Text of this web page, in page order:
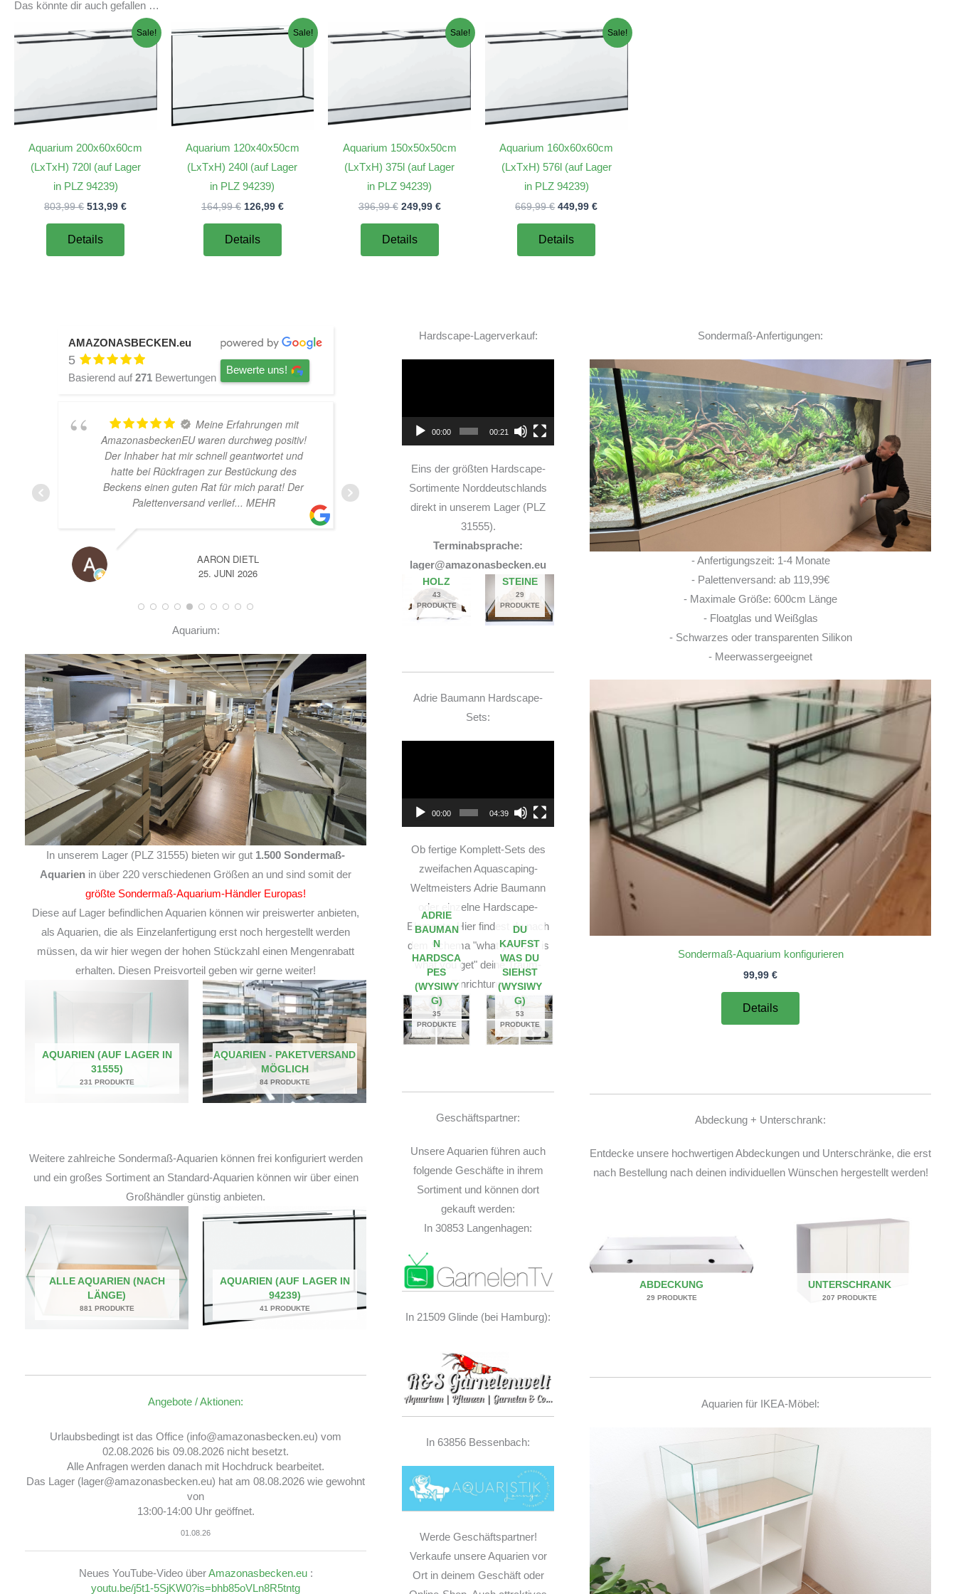
Das könnte dir auch gefallen …
Sale!
Aquarium 200x60x60cm
(LxTxH) 720l (auf Lager
in PLZ 94239)
803,99€ Ursprünglicher
803,99 €
513,99€Aktueller
Details
Sale!
Aquarium 120x40x50cm
(LxTxH) 240l (auf Lager
in PLZ 94239)
164,99€ Ursprünglicher
164,99 €
126,99 €Aktueller
Details
Sale!
Aquarium 150x50x50cm
(LxTxH) 375l (auf Lager
in PLZ 94239)
396,99€ Ursprünglicher
396,99 €
249,99 €Aktueller
Details
Sale!
Aquarium 160x60x60cm
(LxTxH) 576l (auf Lager
in PLZ 94239)
669,99€ Ursprünglicher
669,99 €
449,99€Aktueller
Details
AMAZONASBECKEN.eu
5
Basierend auf 271 Bewertungen
Bewerte uns!
Meine Erfahrungen mit
AmazonasbeckenEU waren durchweg positiv!
Der Inhaber hat mir schnell geantwortet und
hatte bei Rückfragen zur Bestückung des
Beckens einen guten Rat für mich parat! Der
Palettenversand verlief... MEHR
AARON DIETL
25. JUNI 2026
TOP Hardscape im Laden
und sehr nette Beratung! Ich bin super Glücklich
A
14. JUNI 2026
Ich habe vor einem Jahr zwei
Rochen hier erworben. Von Anfang bis Ende
habe ich eine super kompetente und ehrliche
Beratung erhalten! Auch im Nachgang bei
Fragen, habe ich immer
... MEHR
LISA ROHRLACHE
10. JUNI 2026
Aquarium:
In unserem Lager (PLZ 31555) bieten wir gut 1.500 Sondermaß-
Aquarien in über 220 verschiedenen Größen an und sind somit der
größte Sondermaß-Aquarium-Händler Europas!
Diese auf Lager befindlichen Aquarien können wir preiswerter anbieten,
als Aquarien, die als Einzelanfertigung erst noch hergestellt werden
müssen, da wir hier wegen der hohen Stückzahl einen Mengenrabatt
erhalten. Diesen Preisvorteil geben wir gerne weiter!
AQUARIEN (AUF LAGER IN
31555)
231 PRODUKTE
AQUARIEN - PAKETVERSAND
MÖGLICH
84 PRODUKTE
Weitere zahlreiche Sondermaß-Aquarien können frei konfiguriert werden
und ein großes Sortiment an Standard-Aquarien können wir über einen
Großhändler günstig anbieten.
ALLE AQUARIEN (NACH
LÄNGE)
881 PRODUKTE
AQUARIEN (AUF LAGER IN
94239)
41 PRODUKTE
Angebote / Aktionen:
Urlaubsbedingt ist das Office (info@amazonasbecken.eu) vom
02.08.2026 bis 09.08.2026 nicht besetzt.
Alle Anfragen werden danach mit Hochdruck bearbeitet.
Das Lager (lager@amazonasbecken.eu) hat am 08.08.2026 wie gewohnt
von
13:00-14:00 Uhr geöffnet.
01.08.26
Neues YouTube-Video überAmazonasbecken.eu:
youtu.be/j5t1-5SjKW0?is=bhb85oVLn8R5tntg
Hardscape-Lagerverkauf:
00:00 00:21
Eins der größten Hardscape-
Sortimente Norddeutschlands
direkt in unserem Lager (PLZ
31555).
Terminabsprache:
lager@amazonasbecken.eu
HOLZ
43
PRODUKTE
STEINE
29
PRODUKTE
Adrie Baumann Hardscape-
Sets:
00:00 04:39
Ob fertige Komplett-Sets des
zweifachen Aquascaping-
Weltmeisters Adrie Baumann
oder einzelne Hardscape-
Elemente. Hier findest du nach
dem Schema "what you see is
what you get" deine Traum-
Einrichtung.
ADRIE
BAUMAN
N
HARDSCA
PES
(WYSIWY
G)
35
PRODUKTE
DU
KAUFST
WAS DU
SIEHST
(WYSIWY
G)
53
PRODUKTE
Geschäftspartner:
Unsere Aquarien führen auch
folgende Geschäfte in ihrem
Sortiment und können dort
gekauft werden:
In 30853 Langenhagen:
In 21509 Glinde (bei Hamburg):
In 63856 Bessenbach:
Werde Geschäftspartner!
Verkaufe unsere Aquarien vor
Ort in deinem Geschäft oder
Sondermaß-Anfertigungen:
- Anfertigungszeit: 1-4 Monate
- Palettenversand: ab 119,99€
- Maximale Größe: 600cm Länge
- Floatglas und Weißglas
- Schwarzes oder transparenten Silikon
- Meerwassergeeignet
Sondermaß-Aquarium konfigurieren
99,99 €
Details
Abdeckung + Unterschrank:
Entdecke unsere hochwertigen Abdeckungen und Unterschränke, die erst
nach Bestellung nach deinen individuellen Wünschen hergestellt werden!
ABDECKUNG
29 PRODUKTE
UNTERSCHRANK
207 PRODUKTE
Aquarien für IKEA-Möbel: